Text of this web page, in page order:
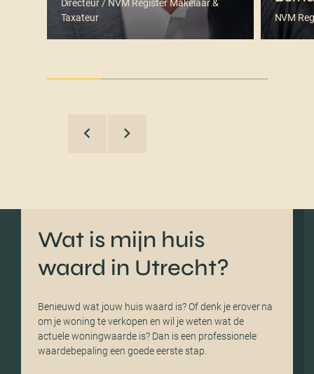
Directeur / NVM Register Makelaar &
Taxateur
NVM
Wat is mijn huis
waard in Utrecht?
Benieuwd wat jouw huis waard is? Of denk je erover na
om je woning te verkopen en wil je weten wat de
actuele woningwaarde is? Dan is een professionele
waardebepaling een goede eerste stap.